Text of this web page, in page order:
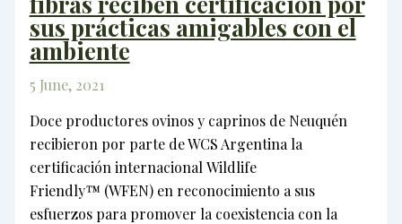
sus prácticas amigables con el
ambiente
5 June, 2021
Doce productores ovinos y caprinos de Neuquén
recibieron por parte de WCS Argentina la
certificación internacional Wildlife
Friendly™ (WFEN) en reconocimiento a sus
esfuerzos para promover la coexistencia con la